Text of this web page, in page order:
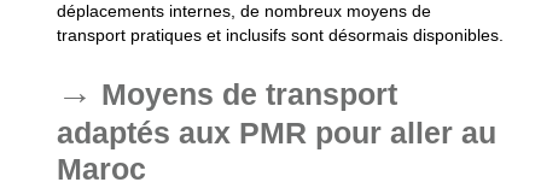
déplacements internes, de nombreux moyens de
transport pratiques et inclusifs sont désormais disponibles.
Moyens de transport
adaptés aux PMR pour aller au
Maroc